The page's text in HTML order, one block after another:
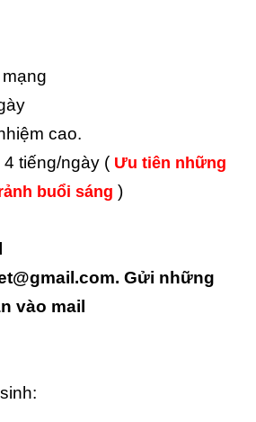
cao.
4 tiếng/ngày ( Ưu tiên những
buổi sáng )
Gửi những
vào mail